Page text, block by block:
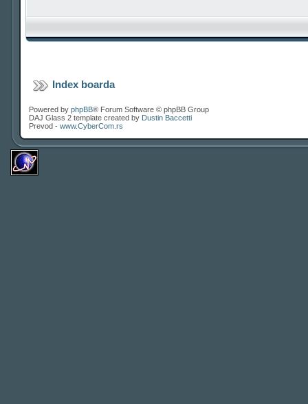
Index boarda
Powered by phpBB® Forum Software © phpBB Group
DAJ Glass 2 template created by Dustin Baccetti
Prevod - www.CyberCom.rs